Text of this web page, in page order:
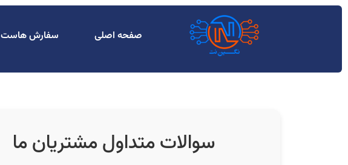
صفحه اصلی سفارش هاست
سوالات متداول مشتریان ما